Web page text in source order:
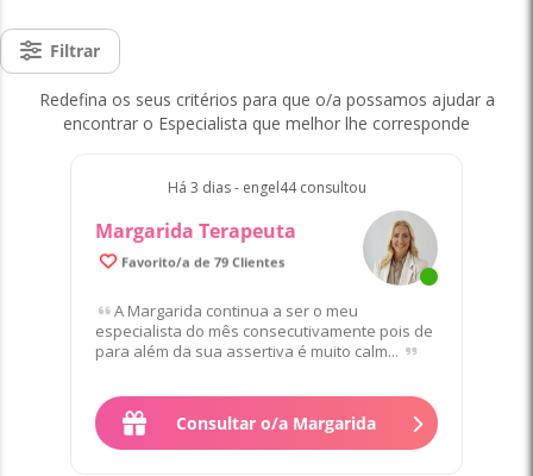
Filtrar
Redefina os seus critérios para que o/a possamos ajudar a
encontrar o Especialista que melhor lhe corresponde
Há 3 dias - engel44 consultou
Margarida Terapeuta
99.6% de Clientes satisfeitos/as
Favorito/a de 79 Clientes
A Margarida continua a ser o meu
especialista do mês consecutivamente pois de
para além da sua assertiva é muito calm...
Consultar o/a Margarida